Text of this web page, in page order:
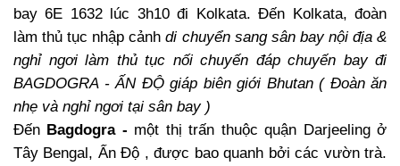
bay 6E 1632 lúc 3h10đi Kolkata. Đến Kolkata, đoàn
làm thủ tục nhập cảnhdi chuyển sang sân bay nội địa &
nghỉ ngơi làm thủ tục nối chuyến đáp chuyến bay đi
BAGDOGRA - ẤN ĐỘ giáp biên giới Bhutan ( Đoàn ăn
nhẹ và nghỉ ngơi tại sân bay )
Đến Bagdogra - một thị trấn thuộc quận Darjeeling ở
Tây Bengal, Ấn Độ , được bao quanh bởi các vườn trà.